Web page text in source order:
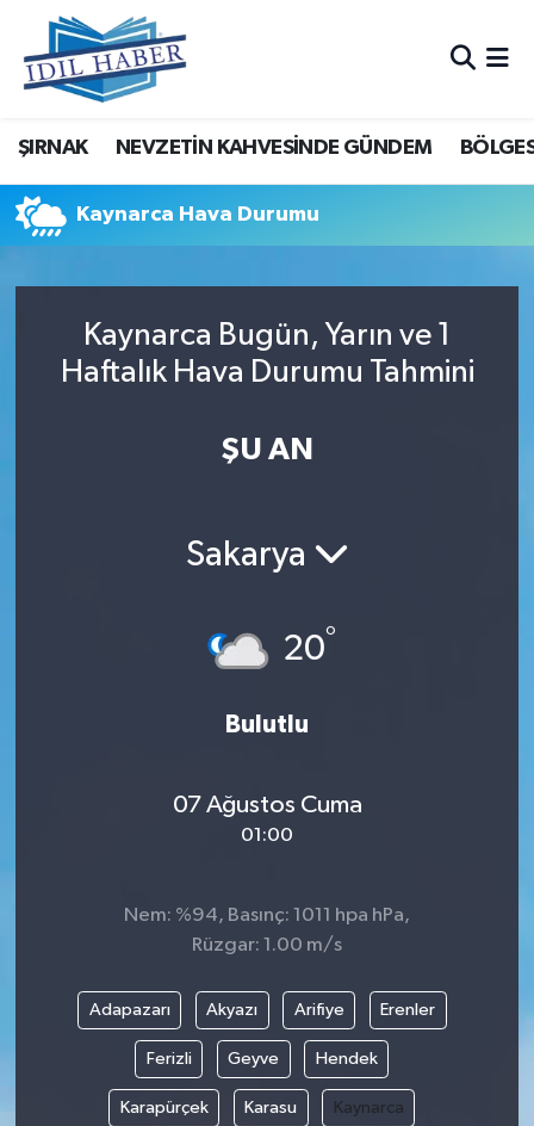
ŞIRNAK NEVZETİN KAHVESİNDE GÜNDEM
Kaynarca Hava Durumu
Kaynarca Bugün, Yarın ve 1
Haftalık Hava Durumu Tahmini
ŞU AN
Sakarya
20°
Bulutlu
07 Ağustos Cuma
01:00
Nem: %94, Basınç: 1011 hpa hPa,
Rüzgar: 1.00 m/s
Adapazarı Akyazı Arifiye Erenler
Ferizli Geyve Hendek
Karapürçek Karasu Kaynarca
Nöbetçi Eczaneler
Hava Durumu
Trafik Durumu
Tüm Manşetler